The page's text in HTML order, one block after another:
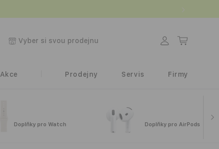
Vyber si svou prodejnu
Přihlásit
Košík
Akce Prodejny Servis Firmy
Doplňky pro Watch Doplňky pro AirPods